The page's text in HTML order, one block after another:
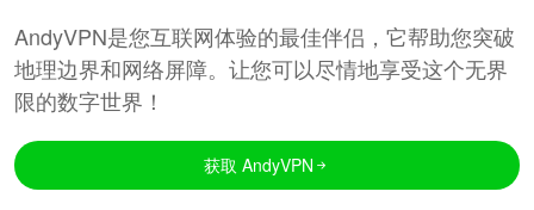
AndyVPN是您互联网体验的最佳伴侣，它帮助您突破
地理边界和网络屏障。让您可以尽情地享受这个无界
限的数字世界！
获取 AndyVPN